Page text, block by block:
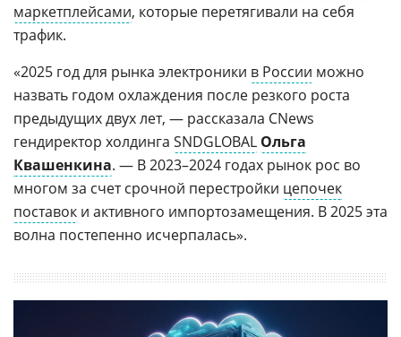
маркетплейсами, которые перетягивали на себя
трафик.
«2025 год для рынка электроники в России можно
назвать годом охлаждения после резкого роста
предыдущих двух лет, — рассказала CNews
гендиректор холдинга SNDGLOBAL Ольга
Квашенкина. — В 2023–2024 годах рынок рос во
многом за счет срочной перестройки цепочек
поставок и активного импортозамещения. В 2025 эта
волна постепенно исчерпалась».